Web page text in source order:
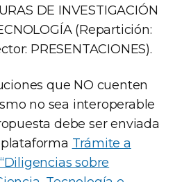
DE INVESTIGACIÓN
(Repartición:
PRESENTACIONES).
que NO cuenten
no sea interoperable
debe ser enviada
Trámite a
sobre